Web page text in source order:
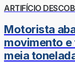
ARTIFÍCIO
Motorista
movimento e
meia